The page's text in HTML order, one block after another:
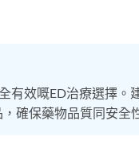
有效嘅ED治療選擇。
確保藥物品質同安全